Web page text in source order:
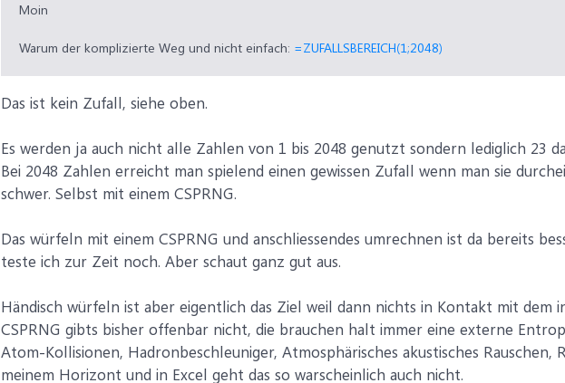
Moin
Warum der komplizierte Weg und nicht einfach: =ZUFALLSBEREICH(1;2048)
Das ist kein Zufall, siehe oben.
Es werden ja auch nicht alle Zahlen von 1 bis 2048 genutzt sondern lediglich 23
Bei 2048 Zahlen erreicht man spielend einen gewissen Zufall wenn man sie
schwer. Selbst mit einem CSPRNG.
Das würfeln mit einem CSPRNG und anschliessendes umrechnen ist da bereits
teste ich zur Zeit noch. Aber schaut ganz gut aus.
Händisch würfeln ist aber eigentlich das Ziel weil dann nichts in Kontakt mit dem
CSPRNG gibts bisher offenbar nicht, die brauchen halt immer eine externe
Atom-Kollisionen, Hadronbeschleuniger, Atmosphärisches akustisches Rauschen,
meinem Horizont und in Excel geht das so warscheinlich auch nicht.